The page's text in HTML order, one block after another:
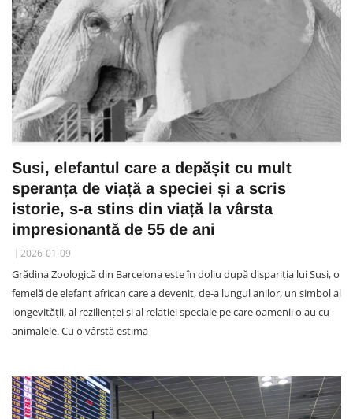
Susi, elefantul care a depășit cu mult
speranța de viață a speciei și a scris
istorie, s-a stins din viață la vârsta
impresionantă de 55 de ani
2026-01-09
Grădina Zoologică din Barcelona este în doliu după dispariția lui Susi, o
femelă de elefant african care a devenit, de-a lungul anilor, un simbol al
longevității, al rezilienței și al relației speciale pe care oamenii o au cu
animalele. Cu o vârstă estima